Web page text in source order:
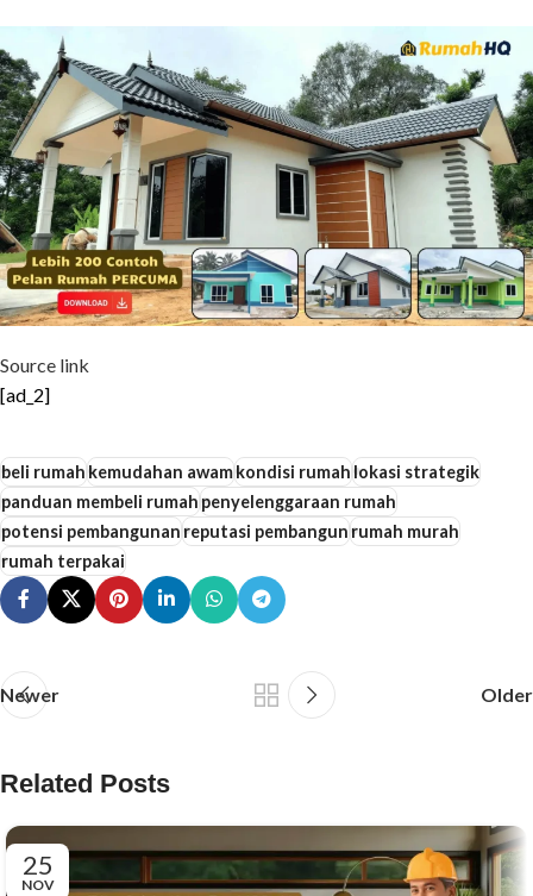
Source link
[ad_2]
beli rumahkemudahan awamkondisi rumahlokasi strategik
panduan membeli rumahpenyelenggaraan rumah
potensi pembangunanreputasi pembangunrumah murah
rumah terpakai
Newer Older
Related Posts
25
NOV